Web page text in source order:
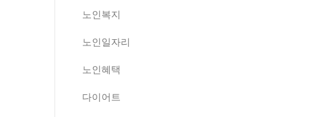
노인복지
노인일자리
노인혜택
다이어트